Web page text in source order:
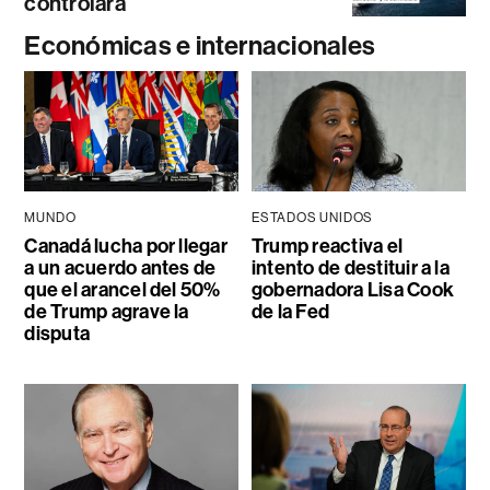
Económicas e internacionales
MUNDO
Canadá lucha por llegar
a un acuerdo antes de
que el arancel del 50%
de Trump agrave la
disputa
ESTADOS UNIDOS
Trump reactiva el
intento de destituir a la
gobernadora Lisa Cook
de la Fed